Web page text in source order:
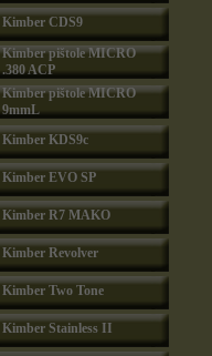
Kimber CDS9
Kimber pištole MICRO
.380 ACP
Kimber pištole MICRO
9mmL
Kimber KDS9c
Kimber EVO SP
Kimber R7 MAKO
Kimber Revolver
Kimber Two Tone
Kimber Stainless II